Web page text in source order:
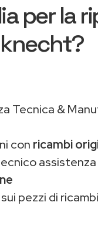
per la
Tecnica &
con ricambi
sui pezzi di